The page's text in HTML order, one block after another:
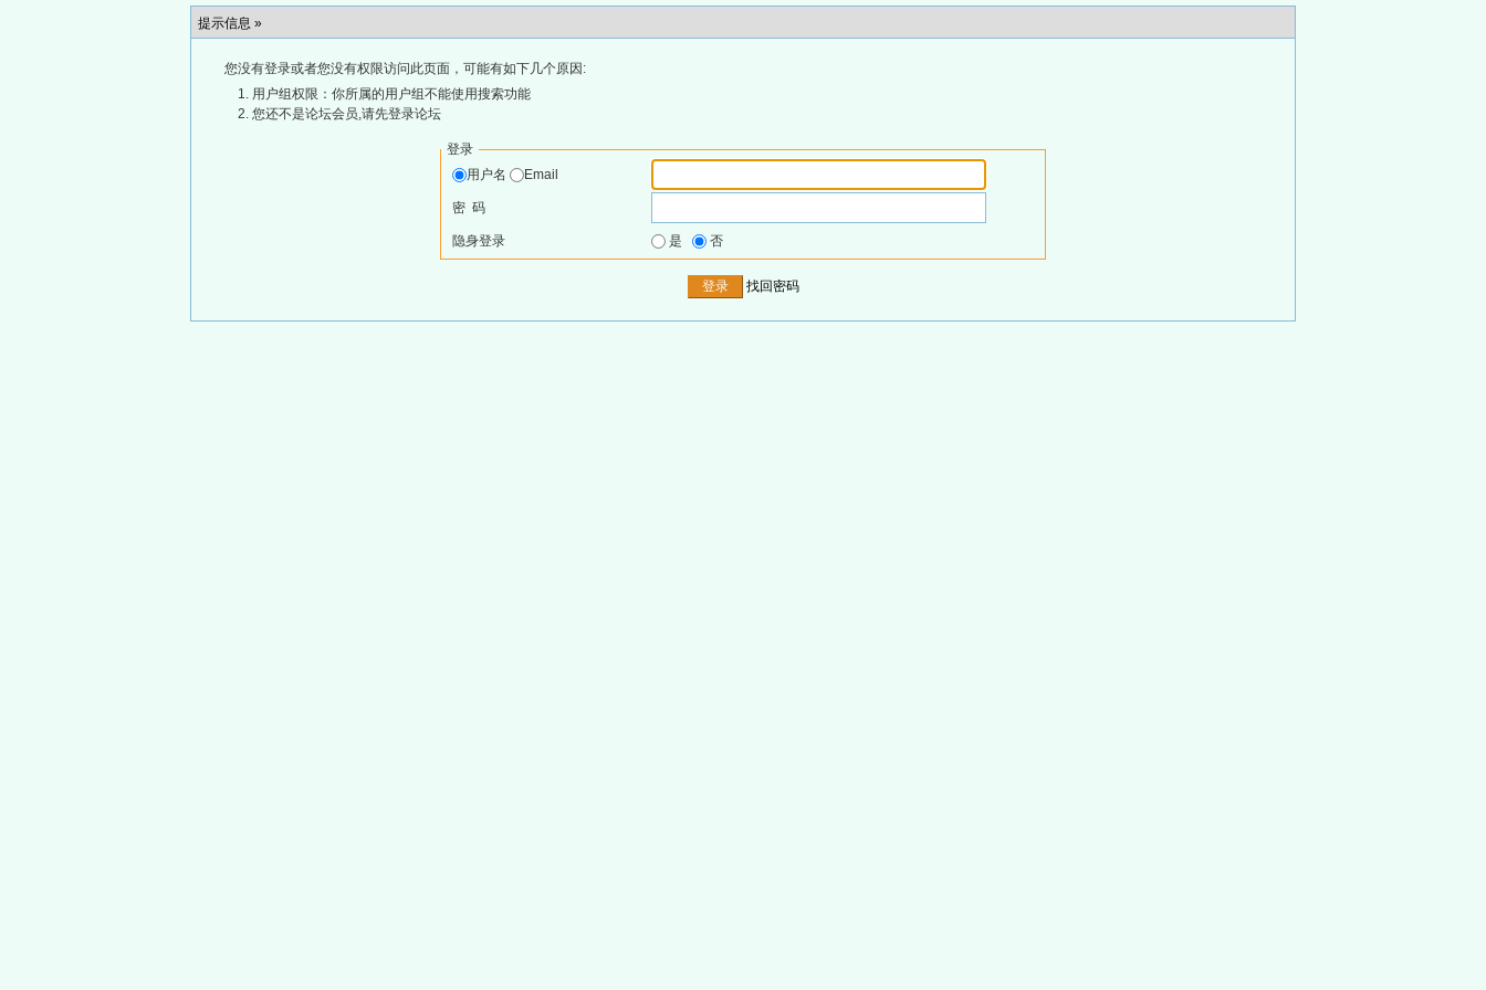
提示信息 »
您没有登录或者您没有权限访问此页面，可能有如下几个原因:
用户组权限：你所属的用户组不能使用搜索功能
您还不是论坛会员,请先登录论坛
登录
用户名
Email
密 码
隐身登录 是 否
找回密码